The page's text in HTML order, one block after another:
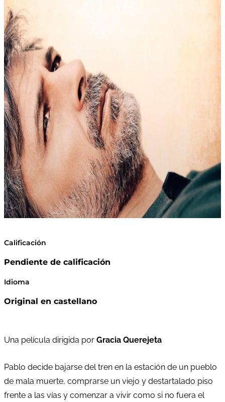
Calificación
Pendiente de calificación
Idioma
Original en castellano
Una película dirigida por Gracia Querejeta
Pablo decide bajarse del tren en la estación de un pueblo
de mala muerte, comprarse un viejo y destartalado piso
frente a las vías y comenzar a vivir como si no fuera el